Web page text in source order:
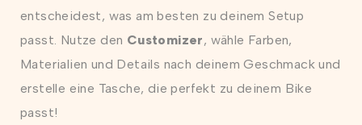
entscheidest, was am besten zu deinem Setup
passt. Nutze den Customizer, wähle Farben,
Materialien und Details nach deinem Geschmack und
erstelle eine Tasche, die perfekt zu deinem Bike
passt!